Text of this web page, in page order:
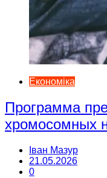
Економіка
Программа
хромосомных
Іван Мазур
21.05.2026
0